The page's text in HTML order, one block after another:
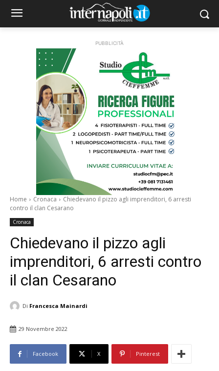
PUBBLICITÀ
Home Cronaca
Chiedevano il pizzo agli imprenditori, 6 arresti
contro il clan Cesarano
Cronaca
Chiedevano il pizzo agli
imprenditori, 6 arresti contro
il clan Cesarano
Di Francesca Mainardi
29 Novembre 2022
Facebook X Pinterest